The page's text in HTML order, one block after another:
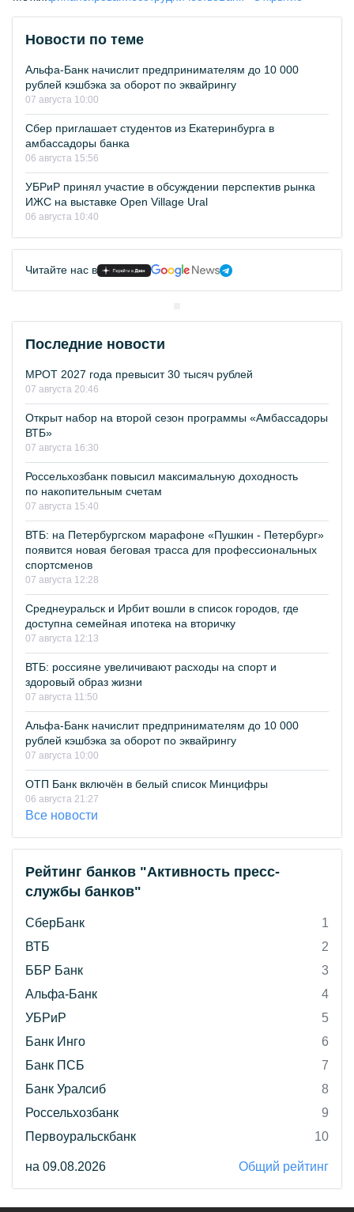
Новости по теме
Альфа-Банк начислит предпринимателям до 10 000
рублей кэшбэка за оборот по эквайрингу
07 августа 10:00
Сбер приглашает студентов из Екатеринбурга в
амбассадоры банка
06 августа 15:56
УБРиР принял участие в обсуждении перспектив рынка
ИЖС на выставке Open Village Ural
06 августа 10:40
Читайте нас в
Последние новости
МРОТ 2027 года превысит 30 тысяч рублей
07 августа 20:46
Открыт набор на второй сезон программы «Амбассадоры
ВТБ»
07 августа 16:30
Россельхозбанк повысил максимальную доходность
по накопительным счетам
07 августа 15:40
ВТБ: на Петербургском марафоне «Пушкин - Петербург»
появится новая беговая трасса для профессиональных
спортсменов
07 августа 12:28
Среднеуральск и Ирбит вошли в список городов, где
доступна семейная ипотека на вторичку
07 августа 12:13
ВТБ: россияне увеличивают расходы на спорт и
здоровый образ жизни
07 августа 11:50
Альфа-Банк начислит предпринимателям до 10 000
рублей кэшбэка за оборот по эквайрингу
07 августа 10:00
ОТП Банк включён в белый список Минцифры
06 августа 21:27
Все новости
Рейтинг банков "Активность пресс-
службы банков"
СберБанк
1
ВТБ
2
ББР Банк
3
Альфа-Банк
4
УБРиР
5
Банк Инго
6
Банк ПСБ
7
Банк Уралсиб
8
Россельхозбанк
9
Первоуральскбанк
10
на 09.08.2026 Общий рейтинг